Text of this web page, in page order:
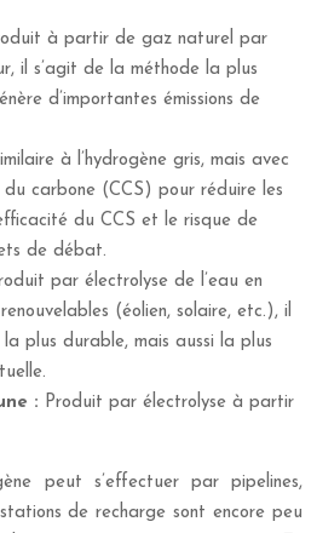
à partir de gaz naturel par
il s’agit de la méthode la plus
d’importantes émissions de
à l’hydrogène gris, mais avec
carbone (CCS) pour réduire les
du CCS et le risque de
de débat.
par électrolyse de l’eau en
(éolien, solaire, etc.), il
plus durable, mais aussi la plus
: Produit par électrolyse à partir
peut s’effectuer par pipelines,
de recharge sont encore peu